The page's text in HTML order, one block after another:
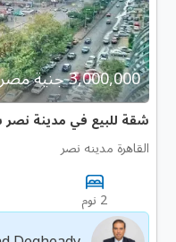
3,000,000 جنية مصرى
شقة للبيع في مدينة نصر
القاهرة مدينه نصر
2 نوم